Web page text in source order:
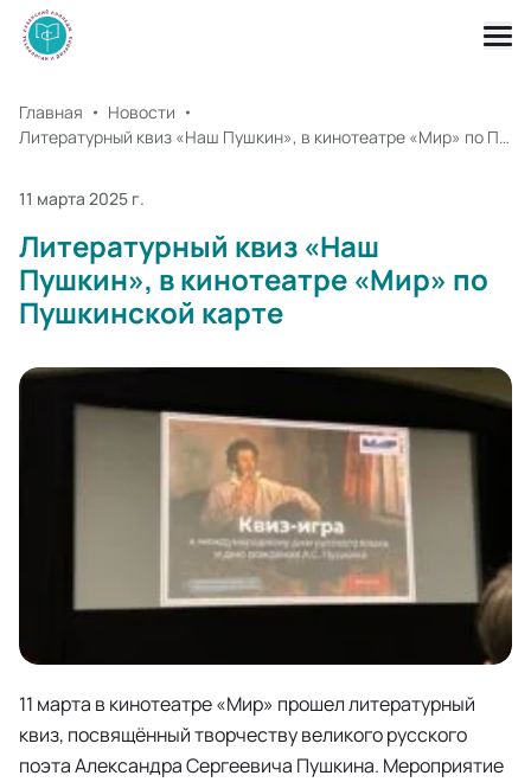
Главная
Новости
Литературный квиз «Наш Пушкин», в кинотеатре «Мир» по Пушкинской карте
11 марта 2025 г.
Литературный квиз «Наш
Пушкин», в кинотеатре «Мир» по
Пушкинской карте
11 марта в кинотеатре «Мир» прошел литературный
квиз, посвящённый творчеству великого русского
поэта Александра Сергеевича Пушкина. Мероприятие